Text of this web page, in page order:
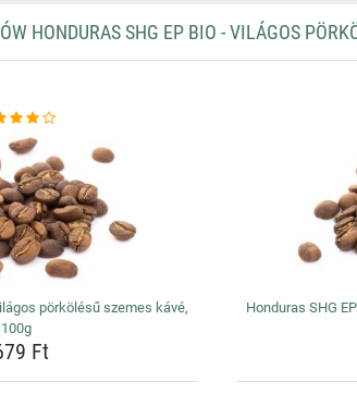
HONDURAS SHG EP BIO - VILÁGOS
pörkölésű szemes kávé,
100g
Ft
Honduras SHG